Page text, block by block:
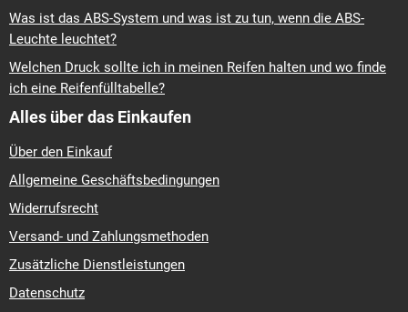
Was ist das ABS-System und was ist zu tun, wenn die ABS-
Leuchte leuchtet?
Welchen Druck sollte ich in meinen Reifen halten und wo finde
ich eine Reifenfülltabelle?
Alles über das Einkaufen
Über den Einkauf
Allgemeine Geschäftsbedingungen
Widerrufsrecht
Versand- und Zahlungsmethoden
Zusätzliche Dienstleistungen
Datenschutz